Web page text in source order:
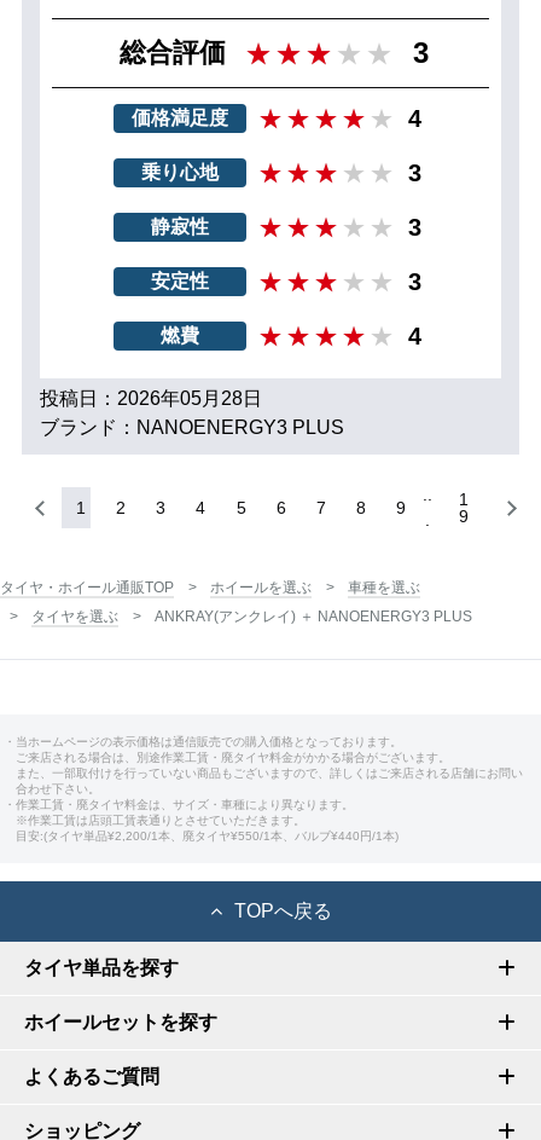
総合評価 3
価格満足度 4
乗り心地 3
静寂性 3
安定性 3
燃費 4
投稿日：2026年05月28日
ブランド：NANOENERGY3 PLUS
1 2 3 4 5 6 7 8 9
1
9
タイヤ・ホイール通販TOP ホイールを選ぶ
車種を選ぶ
タイヤを選ぶ
ANKRAY(アンクレイ) ＋ NANOENERGY3 PLUS
・当ホームページの表示価格は通信販売での購入価格となっております。
ご来店される場合は、別途作業工賃・廃タイヤ料金がかかる場合がございます。
また、一部取付けを行っていない商品もございますので、詳しくはご来店される店舗にお問い
合わせ下さい。
・作業工賃・廃タイヤ料金は、サイズ・車種により異なります。
※作業工賃は店頭工賃表通りとさせていただきます。
目安:(タイヤ単品¥2,200/1本、廃タイヤ¥550/1本、バルブ¥440円/1本)
TOPへ戻る
タイヤ単品を探す
ホイールセットを探す
よくあるご質問
ショッピング